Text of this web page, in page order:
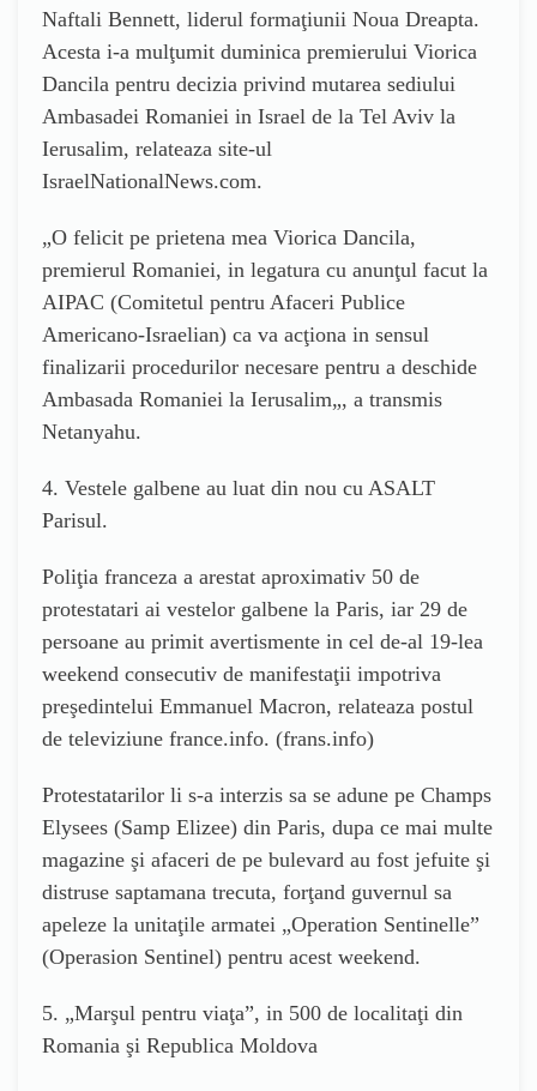
Naftali Bennett, liderul formaţiunii Noua Dreapta.
Acesta i-a mulţumit duminica premierului Viorica
Dancila pentru decizia privind mutarea sediului
Ambasadei Romaniei in Israel de la Tel Aviv la
Ierusalim, relateaza site-ul
IsraelNationalNews.com.
„O felicit pe prietena mea Viorica Dancila,
premierul Romaniei, in legatura cu anunţul facut la
AIPAC (Comitetul pentru Afaceri Publice
Americano-Israelian) ca va acţiona in sensul
finalizarii procedurilor necesare pentru a deschide
Ambasada Romaniei la Ierusalim„, a transmis
Netanyahu.
4. Vestele galbene au luat din nou cu ASALT
Parisul.
Poliţia franceza a arestat aproximativ 50 de
protestatari ai vestelor galbene la Paris, iar 29 de
persoane au primit avertismente in cel de-al 19-lea
weekend consecutiv de manifestaţii impotriva
preşedintelui Emmanuel Macron, relateaza postul
de televiziune france.info. (frans.info)
Protestatarilor li s-a interzis sa se adune pe Champs
Elysees (Samp Elizee) din Paris, dupa ce mai multe
magazine şi afaceri de pe bulevard au fost jefuite şi
distruse saptamana trecuta, forţand guvernul sa
apeleze la unitaţile armatei „Operation Sentinelle”
(Operasion Sentinel) pentru acest weekend.
5. „Marşul pentru viaţa”, in 500 de localitaţi din
Romania şi Republica Moldova